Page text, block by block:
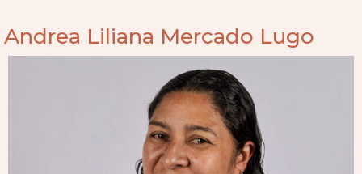
Andrea Liliana Mercado Lugo